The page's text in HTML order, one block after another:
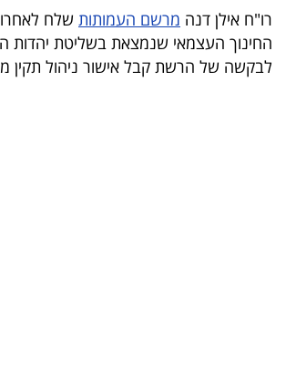
עסקי
ספורט
קריירה
רו"ח אילן דנה מרשם העמותות שלח
החינוך העצמאי שנמצאת בשליטת יהדות
לבקשה של הרשת קבל אישור ניהול תקין